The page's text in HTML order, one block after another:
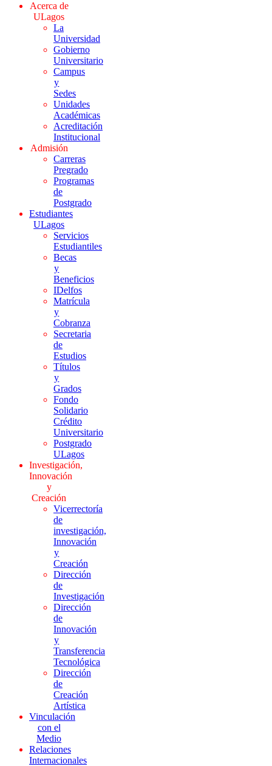
Acerca de
ULagos
La
Universidad
Gobierno
Universitario
Campus
y
Sedes
Unidades
Académicas
Acreditación
Institucional
Admisión
Carreras
Pregrado
Programas
de
Postgrado
Estudiantes
ULagos
Servicios
Estudiantiles
Becas
y
Beneficios
IDelfos
Matrícula
y
Cobranza
Secretaria
de
Estudios
Títulos
y
Grados
Fondo
Solidario
Crédito
Universitario
Postgrado
ULagos
Investigación,
Innovación
y
Creación
Vicerrectoría
de
investigación,
Innovación
y
Creación
Dirección
de
Investigación
Dirección
de
Innovación
y
Transferencia
Tecnológica
Dirección
de
Creación
Artística
Vinculación
con el
Medio
Relaciones
Internacionales